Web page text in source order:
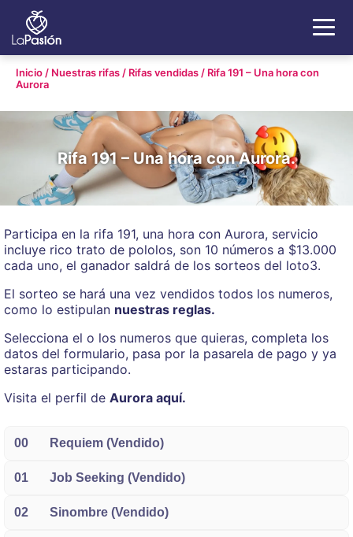
Inicio / Nuestras rifas / Rifas vendidas / Rifa 191 – Una hora con
Aurora
Rifa 191 – Una hora con Aurora.
Participa en la rifa 191, una hora con Aurora, servicio
incluye rico trato de pololos, son 10 números a $13.000
cada uno, el ganador saldrá de los sorteos del loto3.
El sorteo se hará una vez vendidos todos los numeros,
como lo estipulan nuestras reglas.
Selecciona el o los numeros que quieras, completa los
datos del formulario, pasa por la pasarela de pago y ya
estaras participando.
Visita el perfil de Aurora aquí.
00 Requiem (Vendido)
01 Job Seeking (Vendido)
02 Sinombre (Vendido)